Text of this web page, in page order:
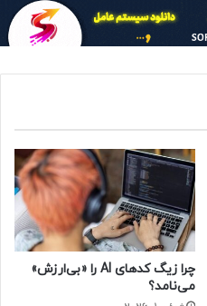
در شرایط عادی، نورون‌های کولینرژیک CINs به صورت یک الگوی
یک دوره کوتاه فعالیت
است. اما در مدل‌های حیوانی
مشاهده کردند که
این تغییر در الگوی فعالیت
یادگیری معکوس می‌شود.
پزشکی دانشگاه تگزاس یادگیری
شناختی است. این
را که دیگر مؤثر نیستند
شرایط جدید سازگار شوند. این
چرا زیگ کدهای AI را «بی‌ارزش»
می‌نامد؟